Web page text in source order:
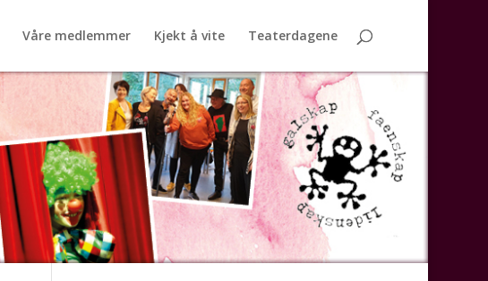
Våre medlemmer Kjekt å vite Teaterdagene